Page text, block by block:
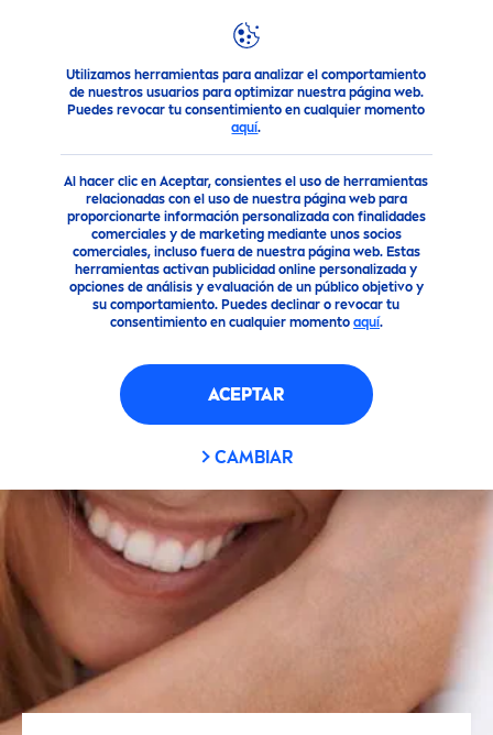
Utilizamos herramientas para analizar el comportamiento
de nuestros usuarios para optimizar nuestra página web.
Puedes revocar tu consentimiento en cualquier momento
aquí.
Al hacer clic en Aceptar, consientes el uso de herramientas
relacionadas con el uso de nuestra página web para
proporcionarte información personalizada con finalidades
comerciales y de marketing mediante unos socios
comerciales, incluso fuera de nuestra página web. Estas
herramientas activan publicidad online personalizada y
opciones de análisis y evaluación de un público objetivo y
su comportamiento. Puedes declinar o revocar tu
consentimiento en cualquier momento aquí.
ACEPTAR
CAMBIAR
Nuestros Productos Cuidado Facial Cuidado facial